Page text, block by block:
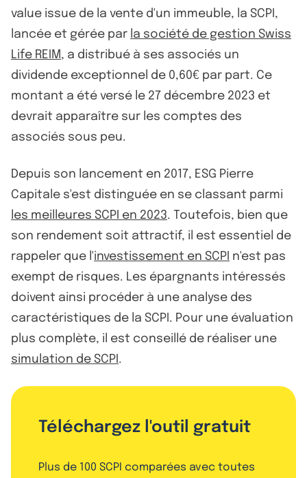
value issue de la vente d'un immeuble, la SCPI,
lancée et gérée par la société de gestion Swiss
Life REIM, a distribué à ses associés un
dividende exceptionnel de 0,60€ par part. Ce
montant a été versé le 27 décembre 2023 et
devrait apparaître sur les comptes des
associés sous peu.
Depuis son lancement en 2017, ESG Pierre
Capitale s'est distinguée en se classant parmi
les meilleures SCPI en 2023. Toutefois, bien que
son rendement soit attractif, il est essentiel de
rappeler que l'investissement en SCPI n'est pas
exempt de risques. Les épargnants intéressés
doivent ainsi procéder à une analyse des
caractéristiques de la SCPI. Pour une évaluation
plus complète, il est conseillé de réaliser une
simulation de SCPI .
Téléchargez l'outil gratuit
Plus de 100 SCPI comparées avec toutes